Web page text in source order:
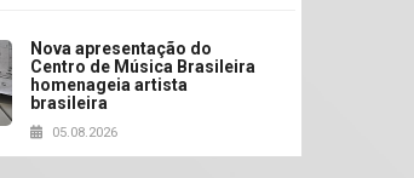
Nova apresentação do
Centro de Música Brasileira
homenageia artista
brasileira
05.08.2026